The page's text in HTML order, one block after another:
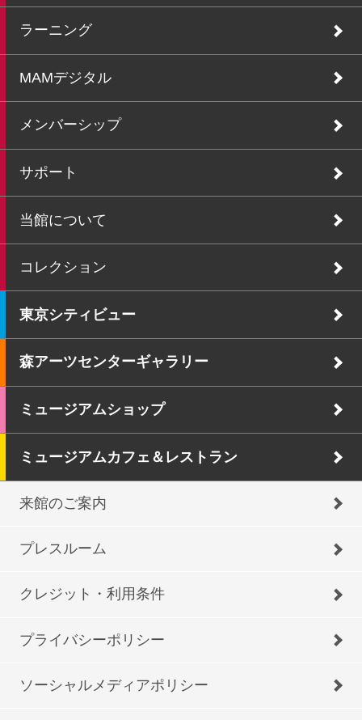
ラーニング
MAMデジタル
メンバーシップ
サポート
当館について
コレクション
東京シティビュー
森アーツセンターギャラリー
ミュージアムショップ
ミュージアムカフェ＆レストラン
来館のご案内
プレスルーム
クレジット・利用条件
プライバシーポリシー
ソーシャルメディアポリシー